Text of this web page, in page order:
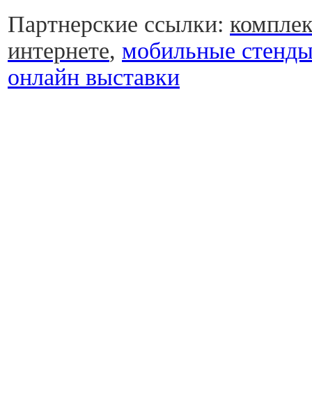
Партнерские ссылки:
интернете, мобильные
онлайн выставки